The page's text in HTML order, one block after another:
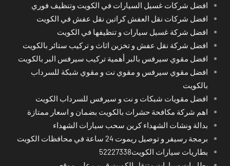
افضل شركات غسيل السيارات في الكويت وتنظيف فوري
افضل شركات نقل العفش كراتين نقل عفش في الكويت
افضل شركة غسيل سيارات و تنظيفها في الكويت
افضل شركة نقل عفش و تخزين اثاث و تركيب ستائر بالكويت
افضل مقوي سيرفس بالبر أهمية تركيب سيرفس البر بالكويت
افضل مقوي سيرفس و مقوي نت و مقوي شبكة للسرداب
بالكويت
افضل مقويات شبكات و نت و سيرفس للسرداب الكويت
اهم شركة مكافحة حشرات بالكويت بضمان و اسعار ممتازة
بدالة ونشات الشهداء كرين سحب سيارات الشهداء
برمجة رسيفر و توصيل ريموت 24 ساعة في محافظات الكويت
بطاريات سيارات الكويت52227338